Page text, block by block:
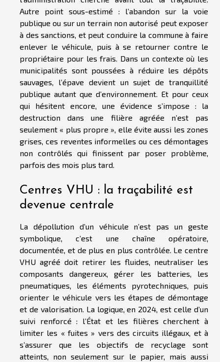
Autre point sous-estimé : l’abandon sur la voie
publique ou sur un terrain non autorisé peut exposer
à des sanctions, et peut conduire la commune à faire
enlever le véhicule, puis à se retourner contre le
propriétaire pour les frais. Dans un contexte où les
municipalités sont poussées à réduire les dépôts
sauvages, l’épave devient un sujet de tranquillité
publique autant que d’environnement. Et pour ceux
qui hésitent encore, une évidence s’impose : la
destruction dans une filière agréée n’est pas
seulement « plus propre », elle évite aussi les zones
grises, ces reventes informelles ou ces démontages
non contrôlés qui finissent par poser problème,
parfois des mois plus tard.
Centres VHU : la traçabilité est
devenue centrale
La dépollution d’un véhicule n’est pas un geste
symbolique, c’est une chaîne opératoire,
documentée, et de plus en plus contrôlée. Le centre
VHU agréé doit retirer les fluides, neutraliser les
composants dangereux, gérer les batteries, les
pneumatiques, les éléments pyrotechniques, puis
orienter le véhicule vers les étapes de démontage
et de valorisation. La logique, en 2024, est celle d’un
suivi renforcé : l’État et les filières cherchent à
limiter les « fuites » vers des circuits illégaux, et à
s’assurer que les objectifs de recyclage sont
atteints, non seulement sur le papier, mais aussi